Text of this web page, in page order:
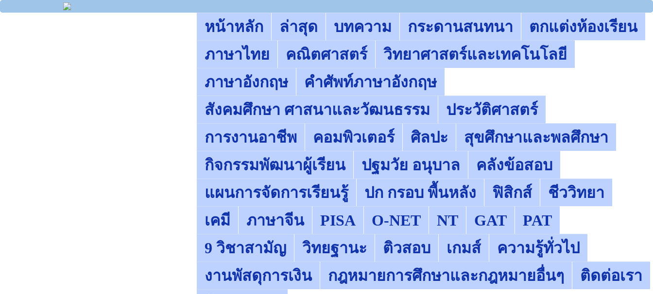
หน้าหลัก ล่าสุด บทความ กระดานสนทนา
ตกแต่งห้องเรียน
ภาษาไทย
คณิตศาสตร์
วิทยาศาสตร์และเทคโนโลยี
ภาษาอังกฤษ
คำศัพท์ภาษาอังกฤษ
สังคมศึกษา ศาสนาและวัฒนธรรม
ประวัติศาสตร์
การงานอาชีพ
คอมพิวเตอร์ ศิลปะ
สุขศึกษาและพลศึกษา
กิจกรรมพัฒนาผู้เรียน
ปฐมวัย อนุบาล
คลังข้อสอบ
แผนการจัดการเรียนรู้
ปก กรอบ พื้นหลัง ฟิสิกส์
ชีววิทยา
เคมี
ภาษาจีน PISA O-NET NT GAT
PAT
9 วิชาสามัญ
วิทยฐานะ ติวสอบ เกมส์
ความรู้ทั่วไป
งานพัสดุการเงิน
กฎหมายการศึกษาและกฎหมายอื่นๆ
ติดต่อเรา